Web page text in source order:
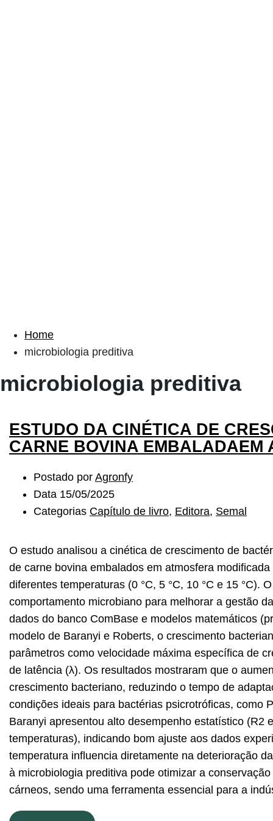
Home
microbiologia preditiva
microbiologia preditiva
ESTUDO DA CINÉTICA DE
CARNE BOVINA EMBALADAEM
Postado por Agronfy
Data 15/05/2025
Categorias Capítulo de livro, Editora, Semal
O estudo analisou a cinética de crescimento de
de carne bovina embalados em atmosfera
diferentes temperaturas (0 °C, 5 °C, 10 °C e 15 °C).
comportamento microbiano para melhorar a gestão
dados do banco ComBase e modelos matemáticos
modelo de Baranyi e Roberts, o crescimento
parâmetros como velocidade máxima específica de
de latência (λ). Os resultados mostraram que o
crescimento bacteriano, reduzindo o tempo de
condições ideais para bactérias psicrotróficas, como
Baranyi apresentou alto desempenho estatístico (R2
temperaturas), indicando bom ajuste aos dados
temperatura influencia diretamente na deterioração
à microbiologia preditiva pode otimizar a
cárneos, sendo uma ferramenta essencial para a